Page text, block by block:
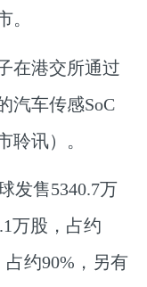
。
在港交所通过
汽车传感SoC
聆讯）。
发售5340.7万
万股，占约
占约90%，另有